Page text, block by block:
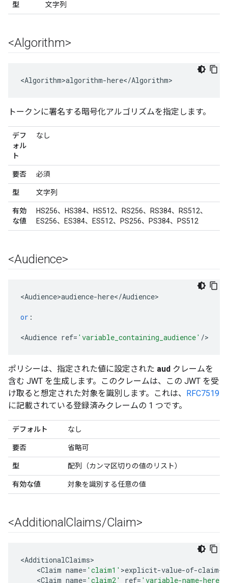
型 文字列
<Algorithm>
<Algorithm>algorithm-here</Algorithm>
トークンに署名する暗号化アルゴリズムを指定します。
デフ
ォル
ト
なし
要否 必須
型 文字列
有効
な値
HS256、HS384、HS512、RS256、RS384、RS512、
ES256、ES384、ES512、PS256、PS384、PS512
<Audience>
<Audience>audience-here</Audience>
or :
<Audience ref= 'variable_containing_audience' />
ポリシーは、指定された値に設定された aud クレームを
含む JWT を生成します。このクレームは、この JWT を受
け取ると想定された対象を識別します。これは、 RFC7519
に記載されている登録済みクレームの 1 つです。
デフォルト なし
要否 省略可
型 配列（カンマ区切りの値のリスト）
有効な値 対象を識別する任意の値
<Additional Claims/Claim>
<AdditionalClaims
<Claim name= 'claim1' >explicit-value-of-claim-
<Claim name= 'claim2' ref= 'variable-name-here'